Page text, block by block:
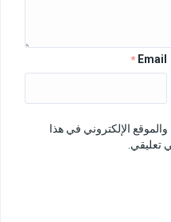
Email
*
الإلكتروني في هذا
تعليقي.